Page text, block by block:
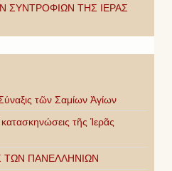
ΣΥΝΤΡΟΦΙΩΝ ΤΗΣ ΙΕΡΑΣ
τῶν Σαμίων Ἁγίων
τῆς Ἱερᾶς
ΤΩΝ ΠΑΝΕΛΛΗΝΙΩΝ